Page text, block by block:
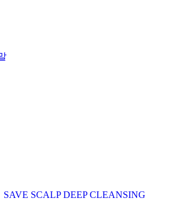
SAVE SCALP DEEP CLEANSING